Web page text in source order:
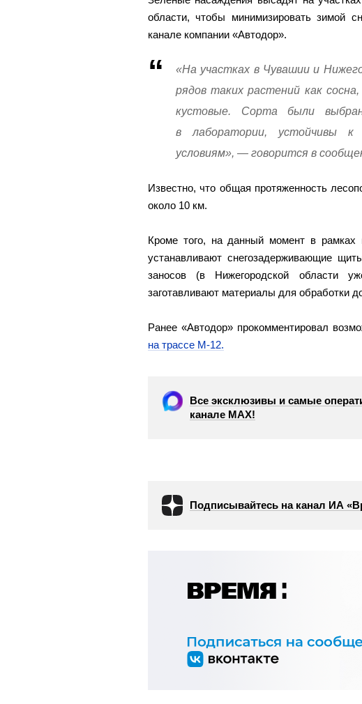
области, чтобы минимизировать зимой
канале компании «Автодор».
«На участках в Чувашии и
рядов таких растений как
кустовые. Сорта были
в лаборатории, устойчивы
условиям», — говорится в
Известно, что общая протяженность
около 10 км.
Кроме того, на данный момент в рамках
устанавливают снегозадерживающие
заносов (в Нижегородской области
заготавливают материалы для обработки
Ранее «Автодор» прокомментировал
на трассе М-12.
Все эксклюзивы и самые
канале МАХ!
Подписывайтесь на канал ИА